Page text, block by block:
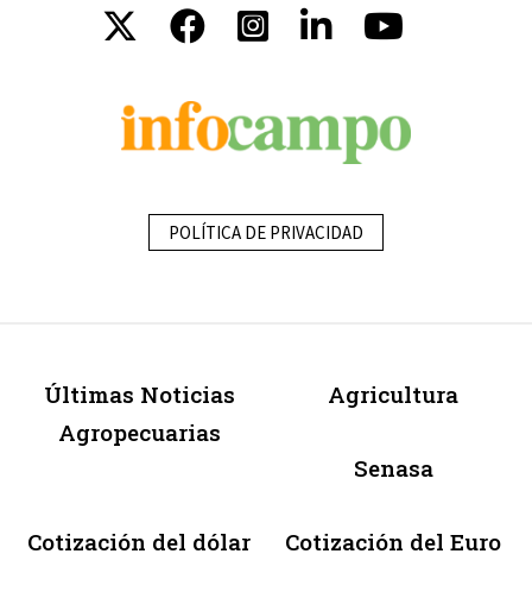
POLÍTICA DE PRIVACIDAD
Últimas Noticias
Agropecuarias
Agricultura
Senasa
Cotización del dólar Cotización del Euro